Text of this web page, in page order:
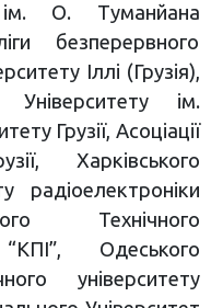
ім. О. Туманйана
безперервного
Іллі (Грузія),
Університету ім.
Грузії, Асоціації
Харківського
радіоелектроніки
Технічного
Одеського
університету